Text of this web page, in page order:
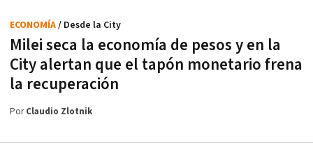
Milei seca la economía de pesos y en la
City alertan que el tapón monetario frena
la recuperación
ECONOMÍA/ Desde la City
PorClaudio Zlotnik